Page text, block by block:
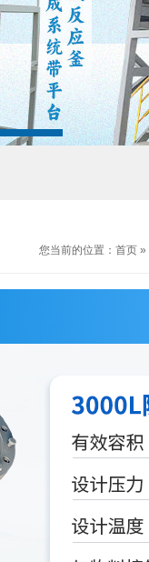
您当前的位置： 首页 »